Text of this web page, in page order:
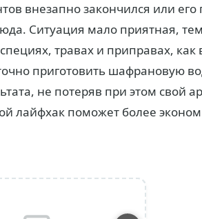
внезапно закончился или его
Ситуация мало приятная,
травах и приправах, как
приготовить шафрановую
не потеряв при этом свой
лайфхак поможет более